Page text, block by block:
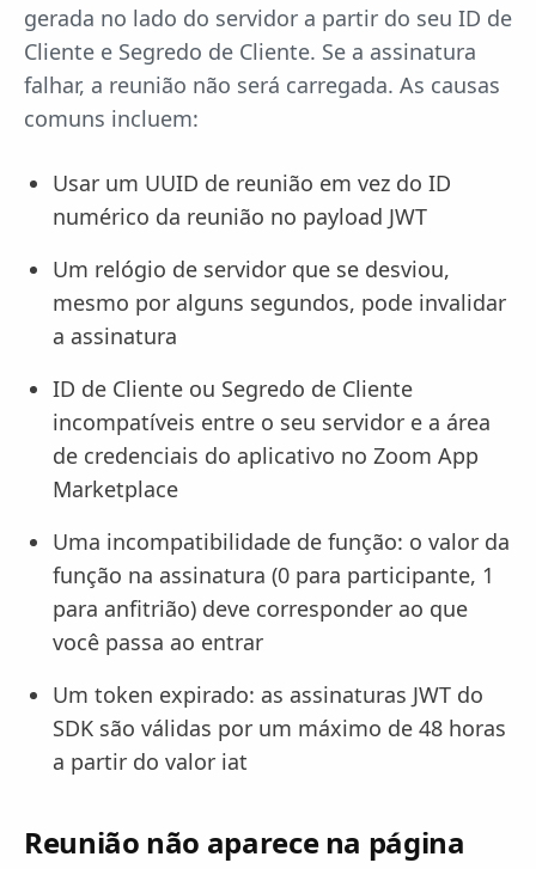
gerada no lado do servidor a partir do seu ID de
Cliente e Segredo de Cliente. Se a assinatura
falhar, a reunião não será carregada. As causas
comuns incluem:
Usar um UUID de reunião em vez do ID
numérico da reunião no payload JWT
Um relógio de servidor que se desviou,
mesmo por alguns segundos, pode invalidar
a assinatura
ID de Cliente ou Segredo de Cliente
incompatíveis entre o seu servidor e a área
de credenciais do aplicativo no Zoom App
Marketplace
Uma incompatibilidade de função: o valor da
função na assinatura (0 para participante, 1
para anfitrião) deve corresponder ao que
você passa ao entrar
Um token expirado: as assinaturas JWT do
SDK são válidas por um máximo de 48 horas
a partir do valor iat
Reunião não aparece na página